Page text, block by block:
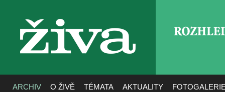
živa
ARCHIV O ŽIVĚ TÉMATA AKTUALITY